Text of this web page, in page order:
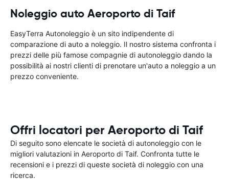
Noleggio auto Aeroporto di Taif
EasyTerra Autonoleggio è un sito indipendente di
comparazione di auto a noleggio. Il nostro sistema confronta i
prezzi delle più famose compagnie di autonoleggio dando la
possibilità ai nostri clienti di prenotare un'auto a noleggio a un
prezzo conveniente.
Offri locatori per Aeroporto di Taif
Di seguito sono elencate le società di autonoleggio con le
migliori valutazioni in Aeroporto di Taif. Confronta tutte le
recensioni e i prezzi di queste società di noleggio con una
ricerca.